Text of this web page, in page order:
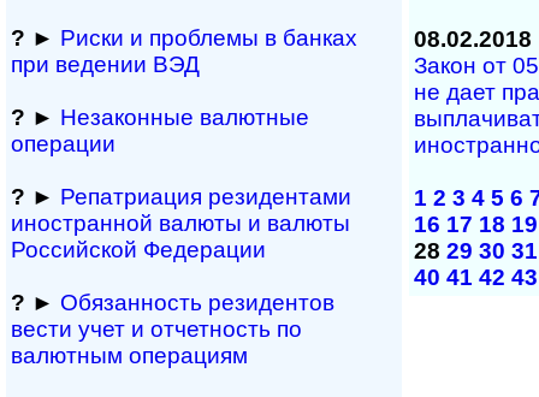
? ► Риски и проблемы в банках
при ведении ВЭД
? ► Незаконные валютные
операции
? ► Репатриация ре­зи­ден­та­ми
иностранной ва­лю­ты и валюты
Рос­сий­ской Федерации
? ► Обязанность резиден­тов
вести учет и отчетность по
валютным операциям
08.02.2018
Закон от
не дает
1 2 3 4 5 6
16 17 18 19
28 29 30 31
40 41 42 43